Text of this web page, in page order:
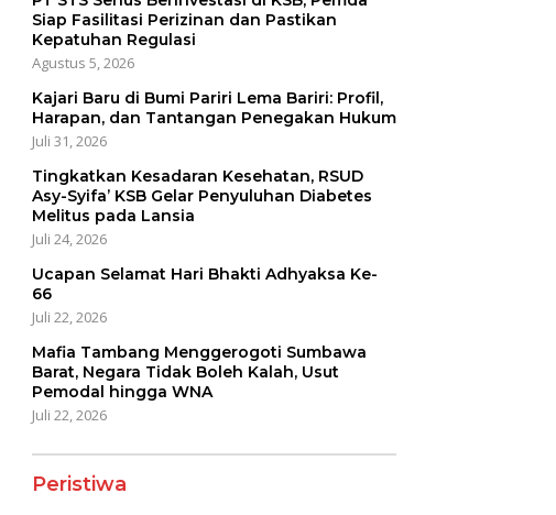
Siap Fasilitasi Perizinan dan Pastikan
Kepatuhan Regulasi
Agustus 5, 2026
Kajari Baru di Bumi Pariri Lema Bariri: Profil,
Harapan, dan Tantangan Penegakan Hukum
Juli 31, 2026
Tingkatkan Kesadaran Kesehatan, RSUD
Asy-Syifa’ KSB Gelar Penyuluhan Diabetes
Melitus pada Lansia
Juli 24, 2026
Ucapan Selamat Hari Bhakti Adhyaksa Ke-
66
Juli 22, 2026
Mafia Tambang Menggerogoti Sumbawa
Barat, Negara Tidak Boleh Kalah, Usut
Pemodal hingga WNA
Juli 22, 2026
Peristiwa